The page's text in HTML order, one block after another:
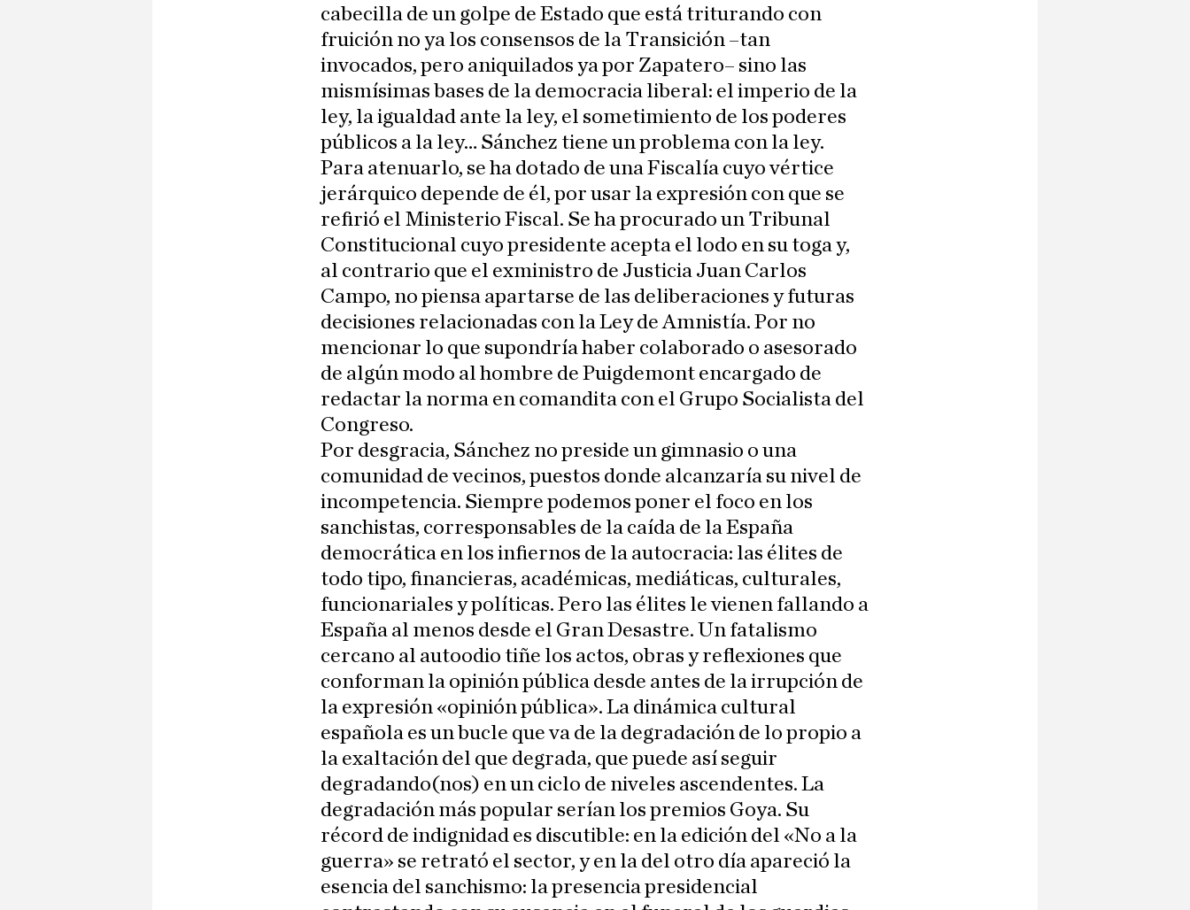
cabecilla de un golpe de Estado que está triturando con
fruición no ya los consensos de la Transición –tan
invocados, pero aniquilados ya por Zapatero– sino las
mismísimas bases de la democracia liberal: el imperio de la
ley, la igualdad ante la ley, el sometimiento de los poderes
públicos a la ley… Sánchez tiene un problema con la ley.
Para atenuarlo, se ha dotado de una Fiscalía cuyo vértice
jerárquico depende de él, por usar la expresión con que se
refirió el Ministerio Fiscal. Se ha procurado un Tribunal
Constitucional cuyo presidente acepta el lodo en su toga y,
al contrario que el exministro de Justicia Juan Carlos
Campo, no piensa apartarse de las deliberaciones y futuras
decisiones relacionadas con la Ley de Amnistía. Por no
mencionar lo que supondría haber colaborado o asesorado
de algún modo al hombre de Puigdemont encargado de
redactar la norma en comandita con el Grupo Socialista del
Congreso.
Por desgracia, Sánchez no preside un gimnasio o una
comunidad de vecinos, puestos donde alcanzaría su nivel de
incompetencia. Siempre podemos poner el foco en los
sanchistas, corresponsables de la caída de la España
democrática en los infiernos de la autocracia: las élites de
todo tipo, financieras, académicas, mediáticas, culturales,
funcionariales y políticas. Pero las élites le vienen fallando a
España al menos desde el Gran Desastre. Un fatalismo
cercano al autoodio tiñe los actos, obras y reflexiones que
conforman la opinión pública desde antes de la irrupción de
la expresión «opinión pública». La dinámica cultural
española es un bucle que va de la degradación de lo propio a
la exaltación del que degrada, que puede así seguir
degradando(nos) en un ciclo de niveles ascendentes. La
degradación más popular serían los premios Goya. Su
récord de indignidad es discutible: en la edición del «No a la
guerra» se retrató el sector, y en la del otro día apareció la
esencia del sanchismo: la presencia presidencial